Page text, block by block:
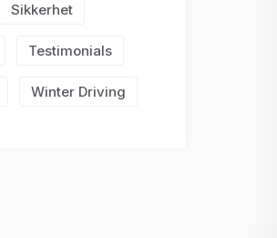
Sikkerhet
Testimonials
Winter Driving